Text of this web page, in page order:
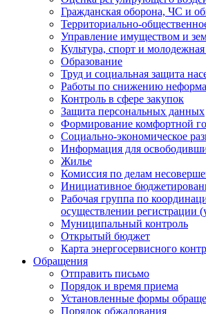
Гражданская оборона, ЧС и
Территориально-
Управление имуществом и
Культура, спорт и
Образование
Труд и социальная защита
Работы по снижению
Контроль в сфере закупок
Защита персональных данных
Формирование комфортной
Социально-экономическое
Информация для
Жилье
Комиссия по делам
Инициативное
Рабочая группа по
осуществлении регистрации
Муниципальный контроль
Открытый бюджет
Карта энергосервисного
Обращения
Отправить письмо
Порядок и время приема
Установленные формы
Порядок обжалования